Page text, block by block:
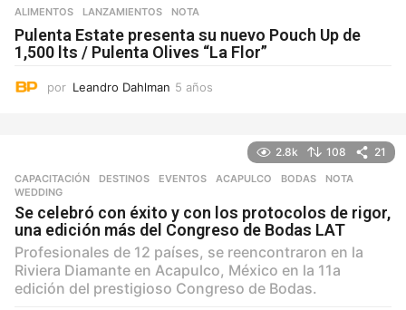
ALIMENTOS ,LANZAMIENTOS NOTA
Pulenta Estate presenta su nuevo Pouch Up de
1,500 lts / Pulenta Olives “La Flor”
por Leandro Dahlman 5 años
2.8k 108 21
CAPACITACIÓN ,DESTINOS ,EVENTOS ACAPULCO ,BODAS ,NOTA
WEDDING
Se celebró con éxito y con los protocolos de rigor,
una edición más del Congreso de Bodas LAT
Profesionales de 12 países, se reencontraron en la
Riviera Diamante en Acapulco, México en la 11a
edición del prestigioso Congreso de Bodas.